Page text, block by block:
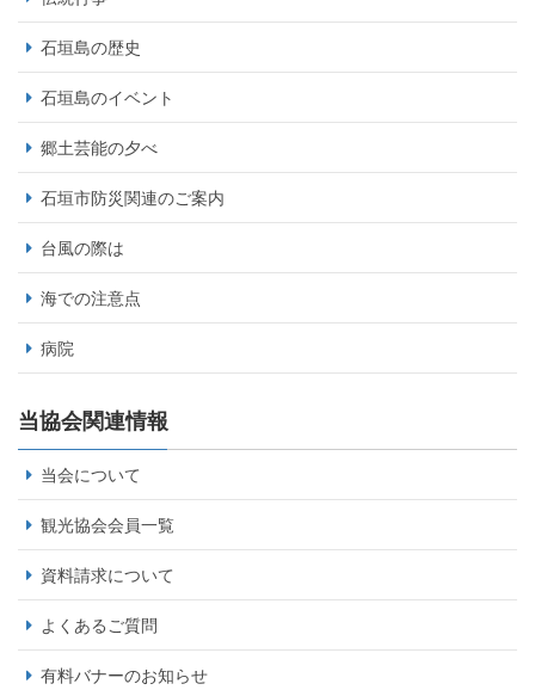
石垣島の歴史
石垣島のイベント
郷土芸能の夕べ
石垣市防災関連のご案内
台風の際は
海での注意点
病院
当協会関連情報
当会について
観光協会会員一覧
資料請求について
よくあるご質問
有料バナーのお知らせ